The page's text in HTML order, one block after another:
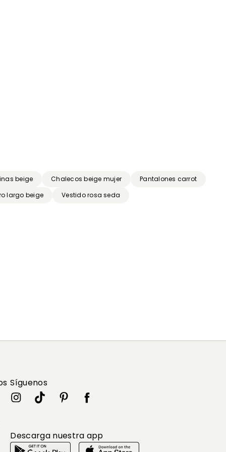
beige Chalecos beige mujer
Pantalones carrot
largo beige Vestido rosa seda
Síguenos
Descarga nuestra app